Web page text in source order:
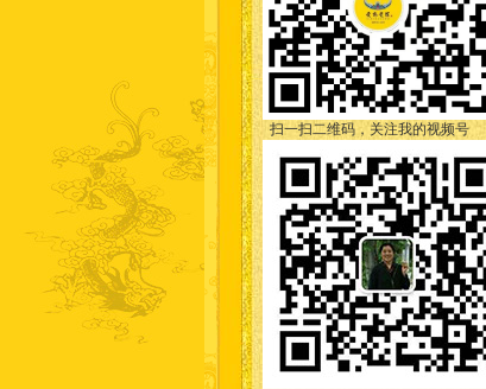
扫一扫二维码，关注我的视频号